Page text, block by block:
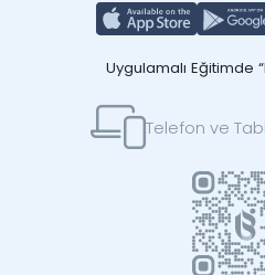
Uygulamalı Eğitimde
Telefon ve